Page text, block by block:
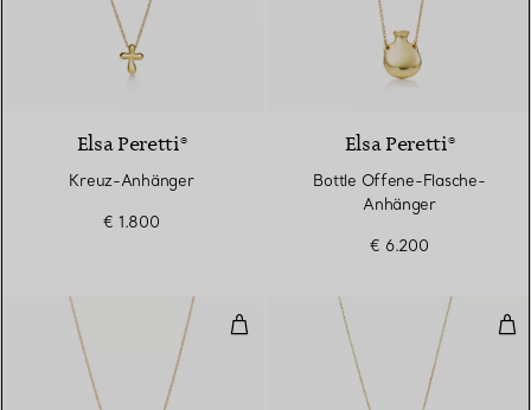
Elsa Peretti®
Kreuz-Anhänger
€ 1.800
Elsa Peretti®
Bottle Offene-Flasche-
Anhänger
€ 6.200
Seestern-Anhänger